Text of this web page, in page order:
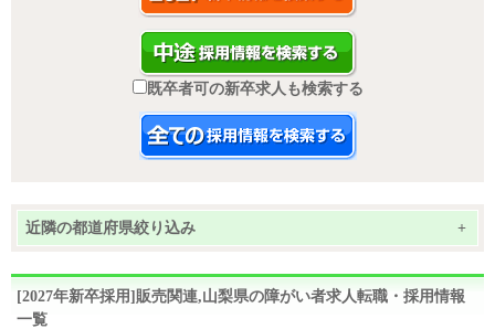
既卒者可の新卒求人も検索する
近隣の都道府県絞り込み +
[2027年新卒採用]販売関連,山梨県の障がい者求人転職・採用情報
一覧